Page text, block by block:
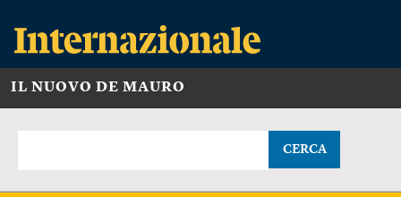
IL NUOVO DE MAURO
CERCA